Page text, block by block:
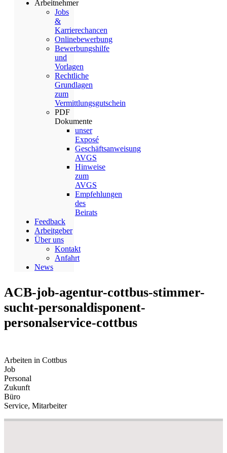
Arbeitnehmer
Jobs
&
Karrierechancen
Onlinebewerbung
Bewerbungshilfe
und
Vorlagen
Rechtliche
Grundlagen
zum
Vermittlungsgutschein
PDF
Dokumente
unser
Exposé
Geschäftsanweisung
AVGS
Hinweise
zum
AVGS
Empfehlungen
des
Beirats
Feedback
Arbeitgeber
Über uns
Kontakt
Anfahrt
News
ACB-job-agentur-cottbus-stimmer-
sucht-personaldisponent-
personalservice-cottbus
Arbeiten in Cottbus
Job
Personal
Zukunft
Büro
Service, Mitarbeiter